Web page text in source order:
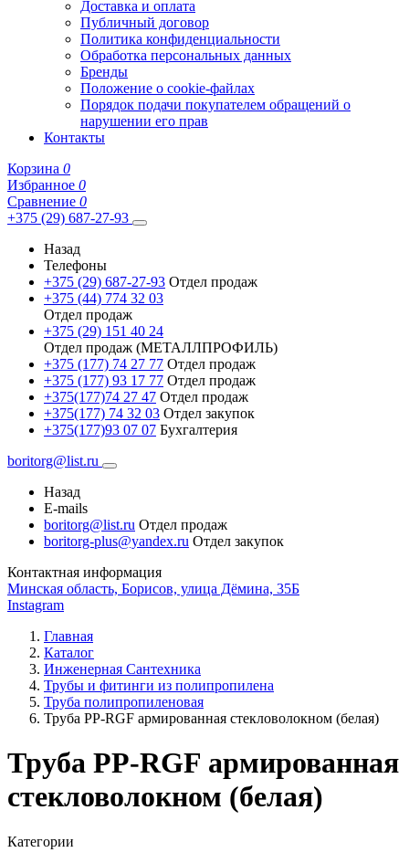
Доставка и оплата
Публичный договор
Политика конфиденциальности
Обработка персональных данных
Бренды
Положение о cookie-файлах
Порядок подачи покупателем обращений о
нарушении его прав
Контакты
Корзина 0
Избранное 0
Сравнение 0
+375 (29) 687-27-93
Назад
Телефоны
+375 (29) 687-27-93 Отдел продаж
+375 (44) 774 32 03
Отдел продаж
+375 (29) 151 40 24
Отдел продаж (МЕТАЛЛПРОФИЛЬ)
+375 (177) 74 27 77 Отдел продаж
+375 (177) 93 17 77 Отдел продаж
+375(177)74 27 47 Отдел продаж
+375(177) 74 32 03 Отдел закупок
+375(177)93 07 07 Бухгалтерия
boritorg@list.ru
Назад
E-mails
boritorg@list.ru Отдел продаж
boritorg-plus@yandex.ru Отдел закупок
Контактная информация
Минская область, Борисов, улица Дёмина, 35Б
Instagram
Главная
Каталог
Инженерная Сантехника
Трубы и фитинги из полипропилена
Труба полипропиленовая
Труба PP-RGF армированная стекловолокном (белая)
Труба PP-RGF армированная
стекловолокном (белая)
Категории